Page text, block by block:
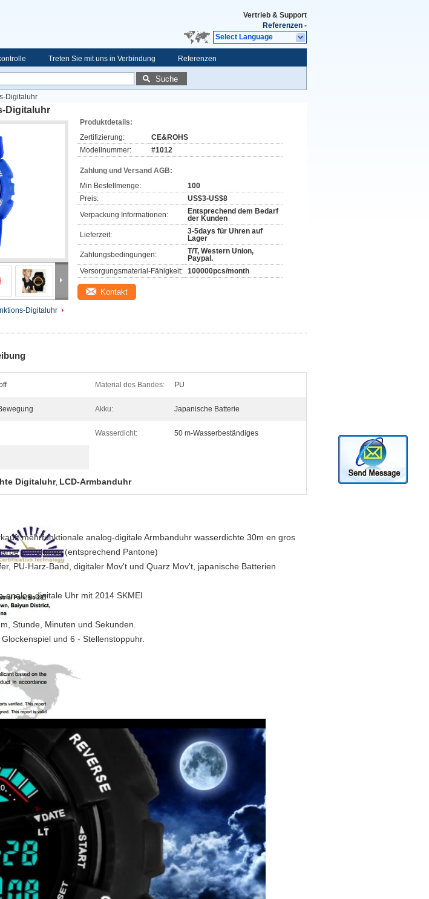
Vertrieb & Support
Referenzen -
Select Language
Treten Sie mit uns in Verbindung Referenzen
Suche
Digitaluhr
Digitaluhr
Digitaluhr
Produktdetails:
Zertifizierung:
CE&ROHS
Modellnummer:
#1012
Zahlung und Versand AGB:
Min Bestellmenge:
100
Preis:
US$3-US$8
Verpackung Informationen:
Entsprechend dem Bedarf
der Kunden
Lieferzeit:
3-5days für Uhren auf
Lager
Zahlungsbedingungen:
T/T, Western Union,
Paypal.
Versorgungsmaterial-Fähigkeit: 100000pcs/month
Kontakt
Material des Bandes: PU
Akku: Japanische Batterie
Wasserdicht: 50 m-Wasserbeständiges
Digitaluhr, LCD-Armbanduhr
mehrfunktionale analog-digitale Armbanduhr wasserdichte 30m en gros
annehmen (entsprechend Pantone)
PU-Harz-Band, digitaler Mov't und Quarz Mov't, japanische Batterien
analog-digitale Uhr mit 2014 SKMEI
Stunde, Minuten und Sekunden.
und 6 - Stellenstoppuhr.